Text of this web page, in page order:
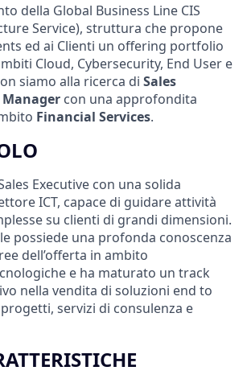
della Global Business Line CIS
Service), struttura che propone
ed ai Clienti un offering portfolio
Cloud, Cybersecurity, End User e
siamo alla ricerca di Sales
Manager con una approfondita
Financial Services.
Executive con una solida
ICT, capace di guidare attività
su clienti di grandi dimensioni.
possiede una profonda conoscenza
dell’offerta in ambito
e ha maturato un track
nella vendita di soluzioni end to
servizi di consulenza e